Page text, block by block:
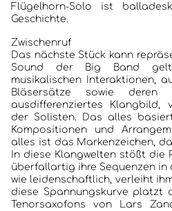
Flügelhorn-Solo ist
Geschichte.
Zwischenruf
Das nächste Stück kann
Sound der Big Band
musikalischen Interaktionen,
Bläsersätze sowie deren
ausdifferenziertes Klangbild,
der Solisten. Das alles
Kompositionen und
alles ist das Markenzeichen,
In diese Klangwelten stößt die
überfallartig ihre Sequenzen
wie leidenschaftlich, verleiht
diese Spannungskurve platzt
Tenorsaxofons von Lars